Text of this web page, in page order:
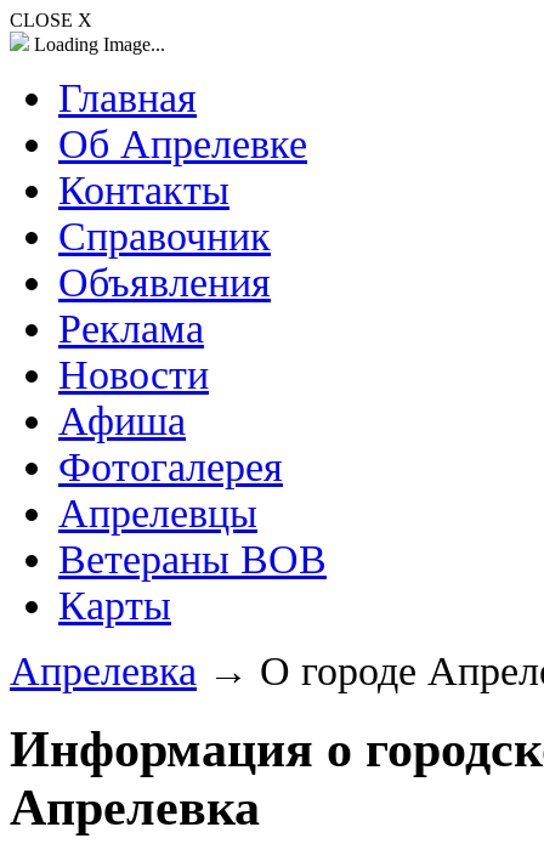
CLOSE X
Loading Image...
Главная
Об Апрелевке
Контакты
Справочник
Объявления
Реклама
Новости
Афиша
Фотогалерея
Апрелевцы
Ветераны ВОВ
Карты
Апрелевка → О городе
Информация о
Апрелевка